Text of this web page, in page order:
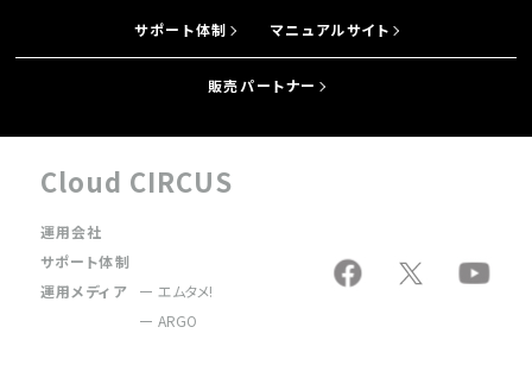
サポート体制 マニュアルサイト
販売パートナー
Cloud CIRCUS
運用会社
サポート体制
運用メディア
エムタメ!
ARGO